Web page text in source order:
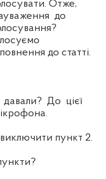
Отже,
до
до статті.
До цієї
пункт 2.